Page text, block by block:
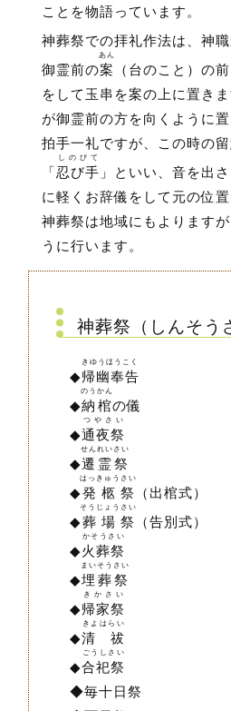
ことを物語っています。
神葬祭での拝礼作法は、神
御霊前の案
あん
（台のこと）の
をして玉串を案の上に置き
が御霊前の方を向くように
拍手一礼ですが、この時の留
「忍び手
しのびて
」といい、音を出
に軽くお辞儀をして元の位置
神葬祭は地域にもよります
うに行います。
神葬祭（しんそう
◆帰幽奉告
きゆうほうこく
◆納棺
のうかん
の儀
◆通夜祭
つやさい
◆遷霊祭
せんれいさい
◆発柩祭
はっきゅうさい
（出棺式）
◆葬場祭
そうじょうさい
（告別式）
◆火葬祭
かそうさい
◆埋葬祭
まいそうさい
◆帰家祭
きかさい
◆清 祓
きよはらい
◆合祀祭
ごうしさい
◆毎十日祭